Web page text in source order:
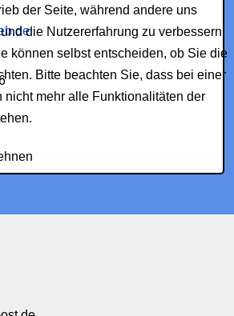
der Seite, während andere uns
die Nutzererfahrung zu verbessern
können selbst entscheiden, ob Sie die
Bitte beachten Sie, dass bei einer
mehr alle Funktionalitäten der